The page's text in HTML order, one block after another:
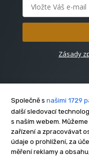
Zásady
Společně s našimi 1729
další sledovací
s naším webem.
zařízení a zpracovávat
údaje o prohlížení, za
měření reklamy a